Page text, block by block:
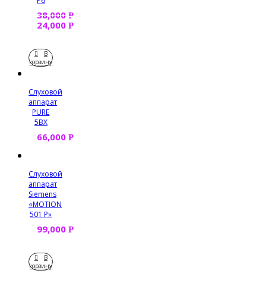
38,000 Р
24,000 Р
В
корзину
Слуховой
аппарат
PURE
5BX
66,000 Р
Слуховой
аппарат
Siemens
«MOTION
501 P»
99,000 Р
В
корзину